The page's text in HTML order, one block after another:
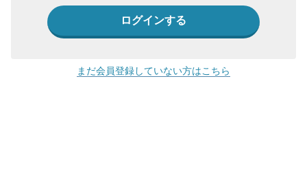
まだ会員登録していない方はこちら